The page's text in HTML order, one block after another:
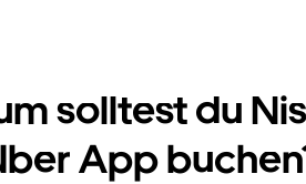
solltest du
App